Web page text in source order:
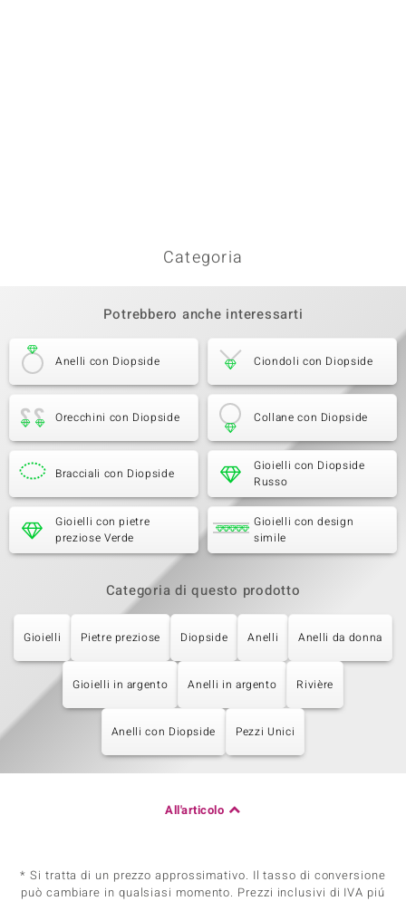
Categoria
Potrebbero anche interessarti
Anelli con Diopside Ciondoli con Diopside
Orecchini con Diopside Collane con Diopside
Bracciali con Diopside
Gioielli con Diopside
Russo
Gioielli con pietre
preziose Verde
Gioielli con design
simile
Categoria di questo prodotto
Gioielli Pietre preziose Diopside Anelli Anelli da donna
Gioielli in argento Anelli in argento Rivière
Anelli con Diopside Pezzi Unici
All'articolo
* Si tratta di un prezzo approssimativo. Il tasso di conversione
può cambiare in qualsiasi momento. Prezzi inclusivi di IVA piú